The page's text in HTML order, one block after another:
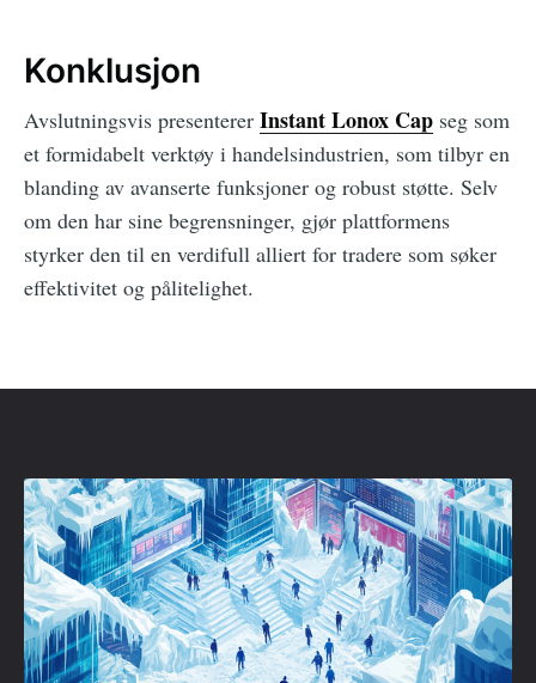
Konklusjon
Avslutningsvis presenterer Instant Lonox Cap seg som
et formidabelt verktøy i handelsindustrien, som tilbyr en
blanding av avanserte funksjoner og robust støtte. Selv
om den har sine begrensninger, gjør plattformens
styrker den til en verdifull alliert for tradere som søker
effektivitet og pålitelighet.